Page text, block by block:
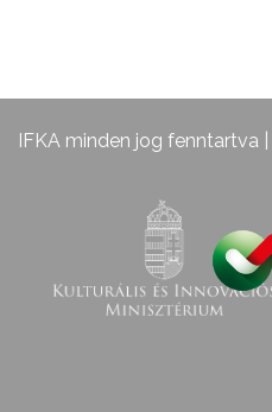
IFKA minden jog fenntartva |